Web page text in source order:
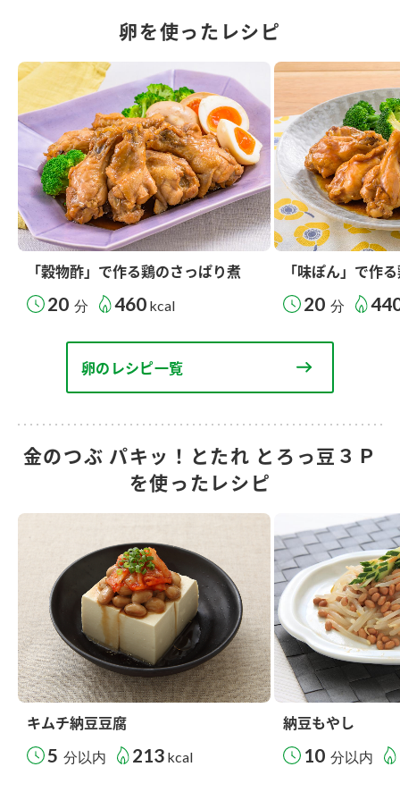
卵を使ったレシピ
「穀物酢」で作る鶏のさっぱり煮
20 分 460 kcal
「味ぽん」で作
20 分
卵のレシピ一覧
金のつぶ パキッ！とたれ とろっ豆３Ｐ
を使ったレシピ
キムチ納豆豆腐
5 分以内 213 kcal
納豆もやし
10 分以内